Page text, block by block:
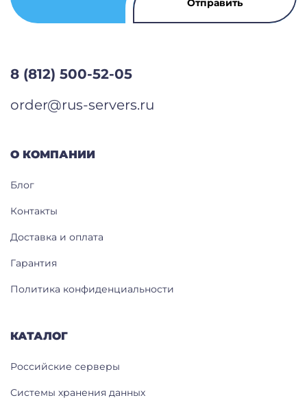
КАТАЛОГ
Российские серверы
Системы хранения данных
О КОМПАНИИ
Блог
Контакты
Доставка и оплата
Гарантия
Политика конфиденциальности
8 (812) 500-52-05
order@rus-servers.ru